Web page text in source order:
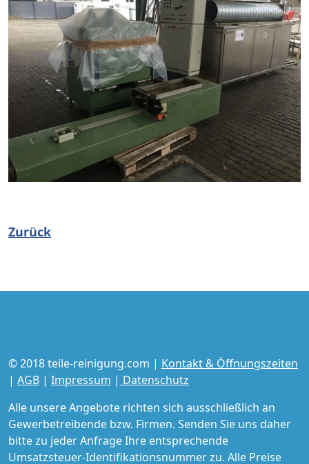
Zurück
© 2018 teile-reinigung.com | Kontakt & Öffnungszeiten
| AGB | Impressum | Datenschutz
Alle unsere Angebote richten sich ausschließlich an
Gewerbetreibende bzw. Firmen. Senden Sie uns daher
bitte zu jeder Anfrage Ihre entsprechende
Umsatzsteuer-Identifikationsnummer zu. Alle Preise